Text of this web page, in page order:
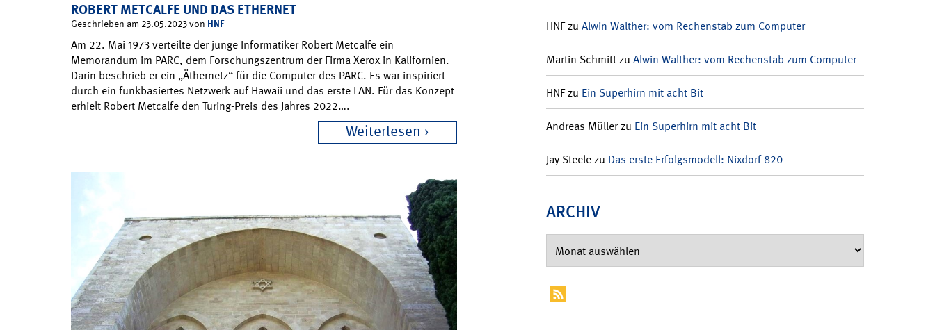
ROBERT METCALFE UND DAS ETHERNET
Geschrieben am 23.05.2023 von HNF
Am 22. Mai 1973 verteilte der junge Informatiker Robert Metcalfe ein
Memorandum im PARC, dem Forschungszentrum der Firma Xerox in Kalifornien.
Darin beschrieb er ein „Äthernetz“ für die Computer des PARC. Es war inspiriert
durch ein funkbasiertes Netzwerk auf Hawaii und das erste LAN. Für das Konzept
erhielt Robert Metcalfe den Turing-Preis des Jahres 2022….
Weiterlesen
HNFzu Alwin Walther: vom Rechenstab zum Computer
Martin Schmittzu Alwin Walther: vom Rechenstab zum Computer
HNFzu Ein Superhirn mit acht Bit
Andreas Müllerzu Ein Superhirn mit acht Bit
Jay Steelezu Das erste Erfolgsmodell: Nixdorf 820
ARCHIV